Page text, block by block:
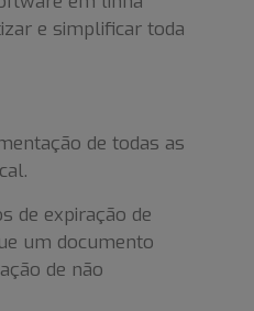
e simplificar toda
de todas as
de expiração de
um documento
de não